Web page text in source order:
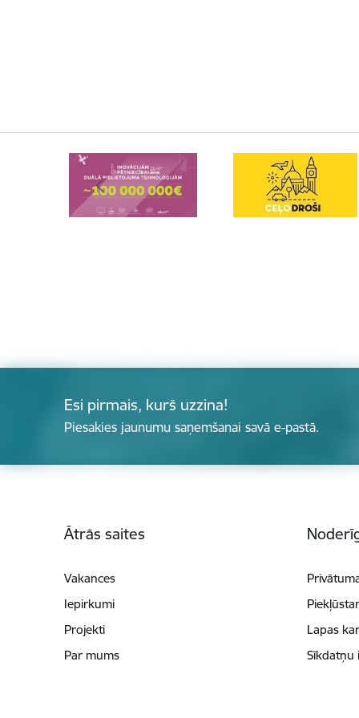
Esi pirmais, kurš uzzina!
Piesakies jaunumu saņemšanai savā e-pastā.
Ātrās saites
Vakances
Iepirkumi
Projekti
Par mums
Lapas
Sīkdatņu